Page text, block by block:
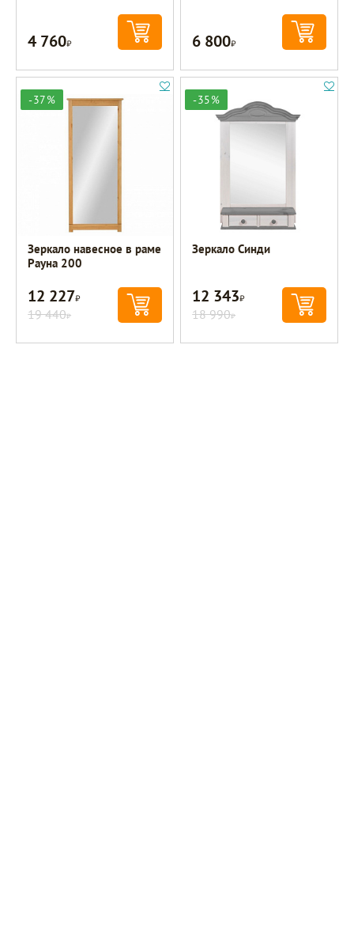
4 760Р 6 800Р
-37%
Зеркало навесное в раме
Рауна 200
12 227Р
19 440Р
-35%
Зеркало Синди
12 343Р
18 990Р